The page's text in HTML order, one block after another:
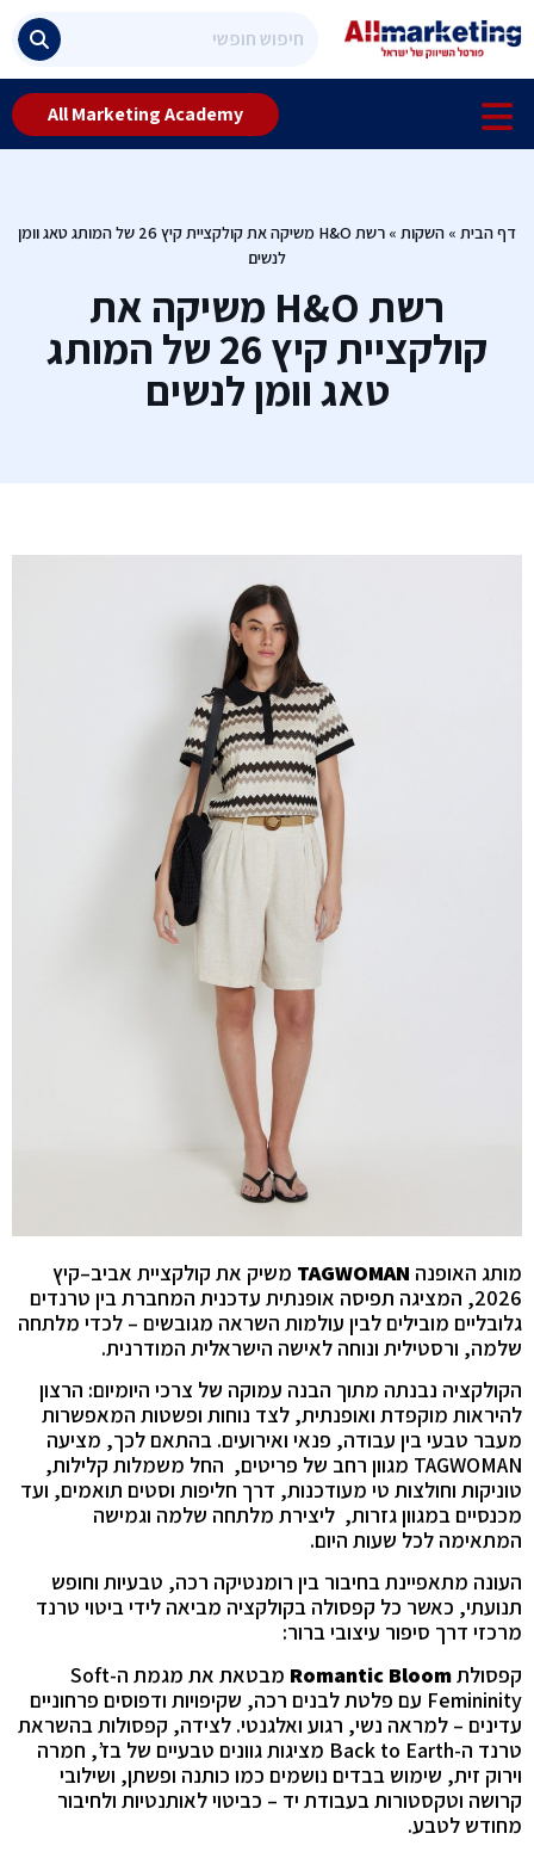
All Marketing Academy
דף הבית » השקות »
רשת H&O משיקה את קולקציית קיץ 26 של המותג טאג וומן
לנשים
רשת H&O משיקה את
קולקציית קיץ 26 של המותג
טאג וומן לנשים
מותג האופנה TAGWOMAN משיק את קולקציית אביב–קיץ
2026, המציגה תפיסה אופנתית עדכנית המחברת בין טרנדים
גלובליים מובילים לבין עולמות השראה מגובשים – לכדי מלתחה
שלמה, ורסטילית ונוחה לאישה הישראלית המודרנית.
הקולקציה נבנתה מתוך הבנה עמוקה של צרכי היומיום: הרצון
להיראות מוקפדת ואופנתית, לצד נוחות ופשטות המאפשרות
מעבר טבעי בין עבודה, פנאי ואירועים. בהתאם לכך, מציעה
TAGWOMAN מגוון רחב של פריטים, החל משמלות קלילות,
טוניקות וחולצות טי מעודכנות, דרך חליפות וסטים תואמים, ועד
מכנסיים במגוון גזרות, ליצירת מלתחה שלמה וגמישה
המתאימה לכל שעות היום.
העונה מתאפיינת בחיבור בין רומנטיקה רכה, טבעיות וחופש
תנועתי, כאשר כל קפסולה בקולקציה מביאה לידי ביטוי טרנד
מרכזי דרך סיפור עיצובי ברור:
קפסולתRomantic Bloom
מבטאת את מגמת ה-Soft
Femininity עם פלטת לבנים רכה, שקיפויות ודפוסים פרחוניים
עדינים – למראה נשי, רגוע ואלגנטי. לצידה, קפסולות בהשראת
טרנד ה-Back to Earth מציגות גוונים טבעיים של בז’, חמרה
וירוק זית, שימוש בבדים נושמים כמו כותנה ופשתן, ושילובי
קרושה וטקסטורות בעבודת יד – כביטוי לאותנטיות ולחיבור
מחודש לטבע.